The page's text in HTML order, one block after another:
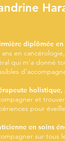
diplômée en
en
qui m’a donné
holistique,
et
pour
en soins
sur tous